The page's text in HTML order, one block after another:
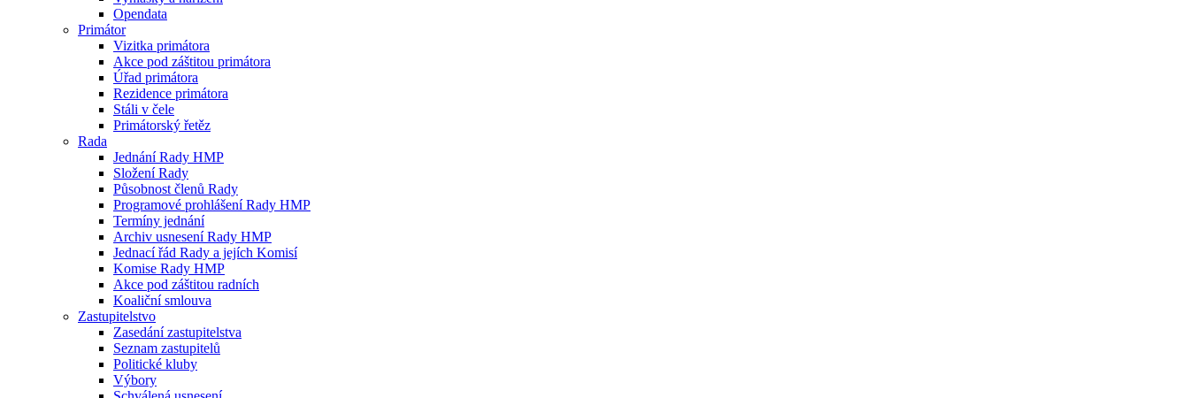
Opendata
Primátor
Vizitka primátora
Akce pod záštitou primátora
Úřad primátora
Rezidence primátora
Stáli v čele
Primátorský řetěz
Rada
Jednání Rady HMP
Složení Rady
Působnost členů Rady
Programové prohlášení Rady HMP
Termíny jednání
Archiv usnesení Rady HMP
Jednací řád Rady a jejích Komisí
Komise Rady HMP
Akce pod záštitou radních
Koaliční smlouva
Zastupitelstvo
Zasedání zastupitelstva
Seznam zastupitelů
Politické kluby
Výbory